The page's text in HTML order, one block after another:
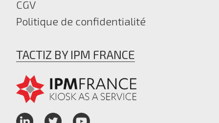
CGV
Politique de confidentialité
TACTIZ BY IPM FRANCE